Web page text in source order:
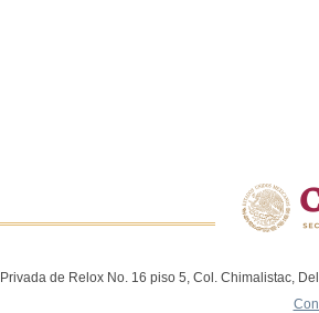
Privada de Relox No. 16 piso 5, Col. Chimalistac,